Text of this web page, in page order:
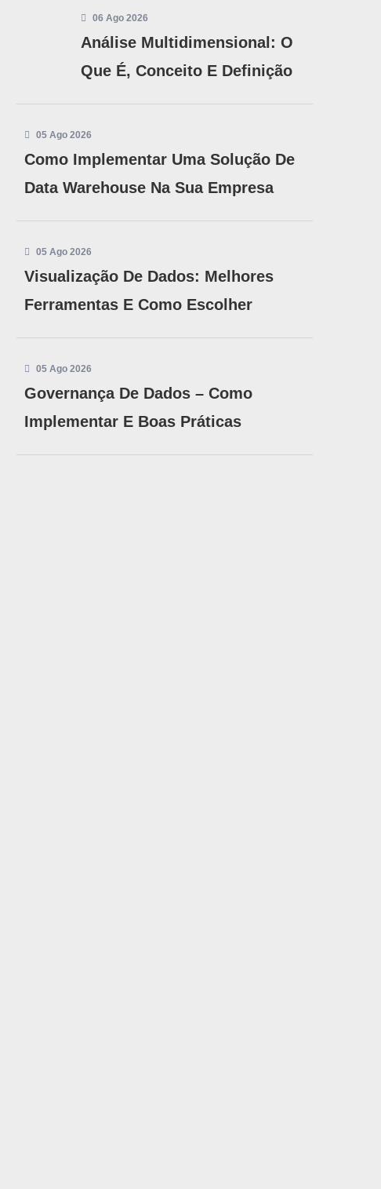
06 Ago 2026
Análise Multidimensional: O
Que É, Conceito E Definição
05 Ago 2026
Como Implementar Uma Solução De
Data Warehouse Na Sua Empresa
05 Ago 2026
Visualização De Dados: Melhores
Ferramentas E Como Escolher
05 Ago 2026
Governança De Dados – Como
Implementar E Boas Práticas